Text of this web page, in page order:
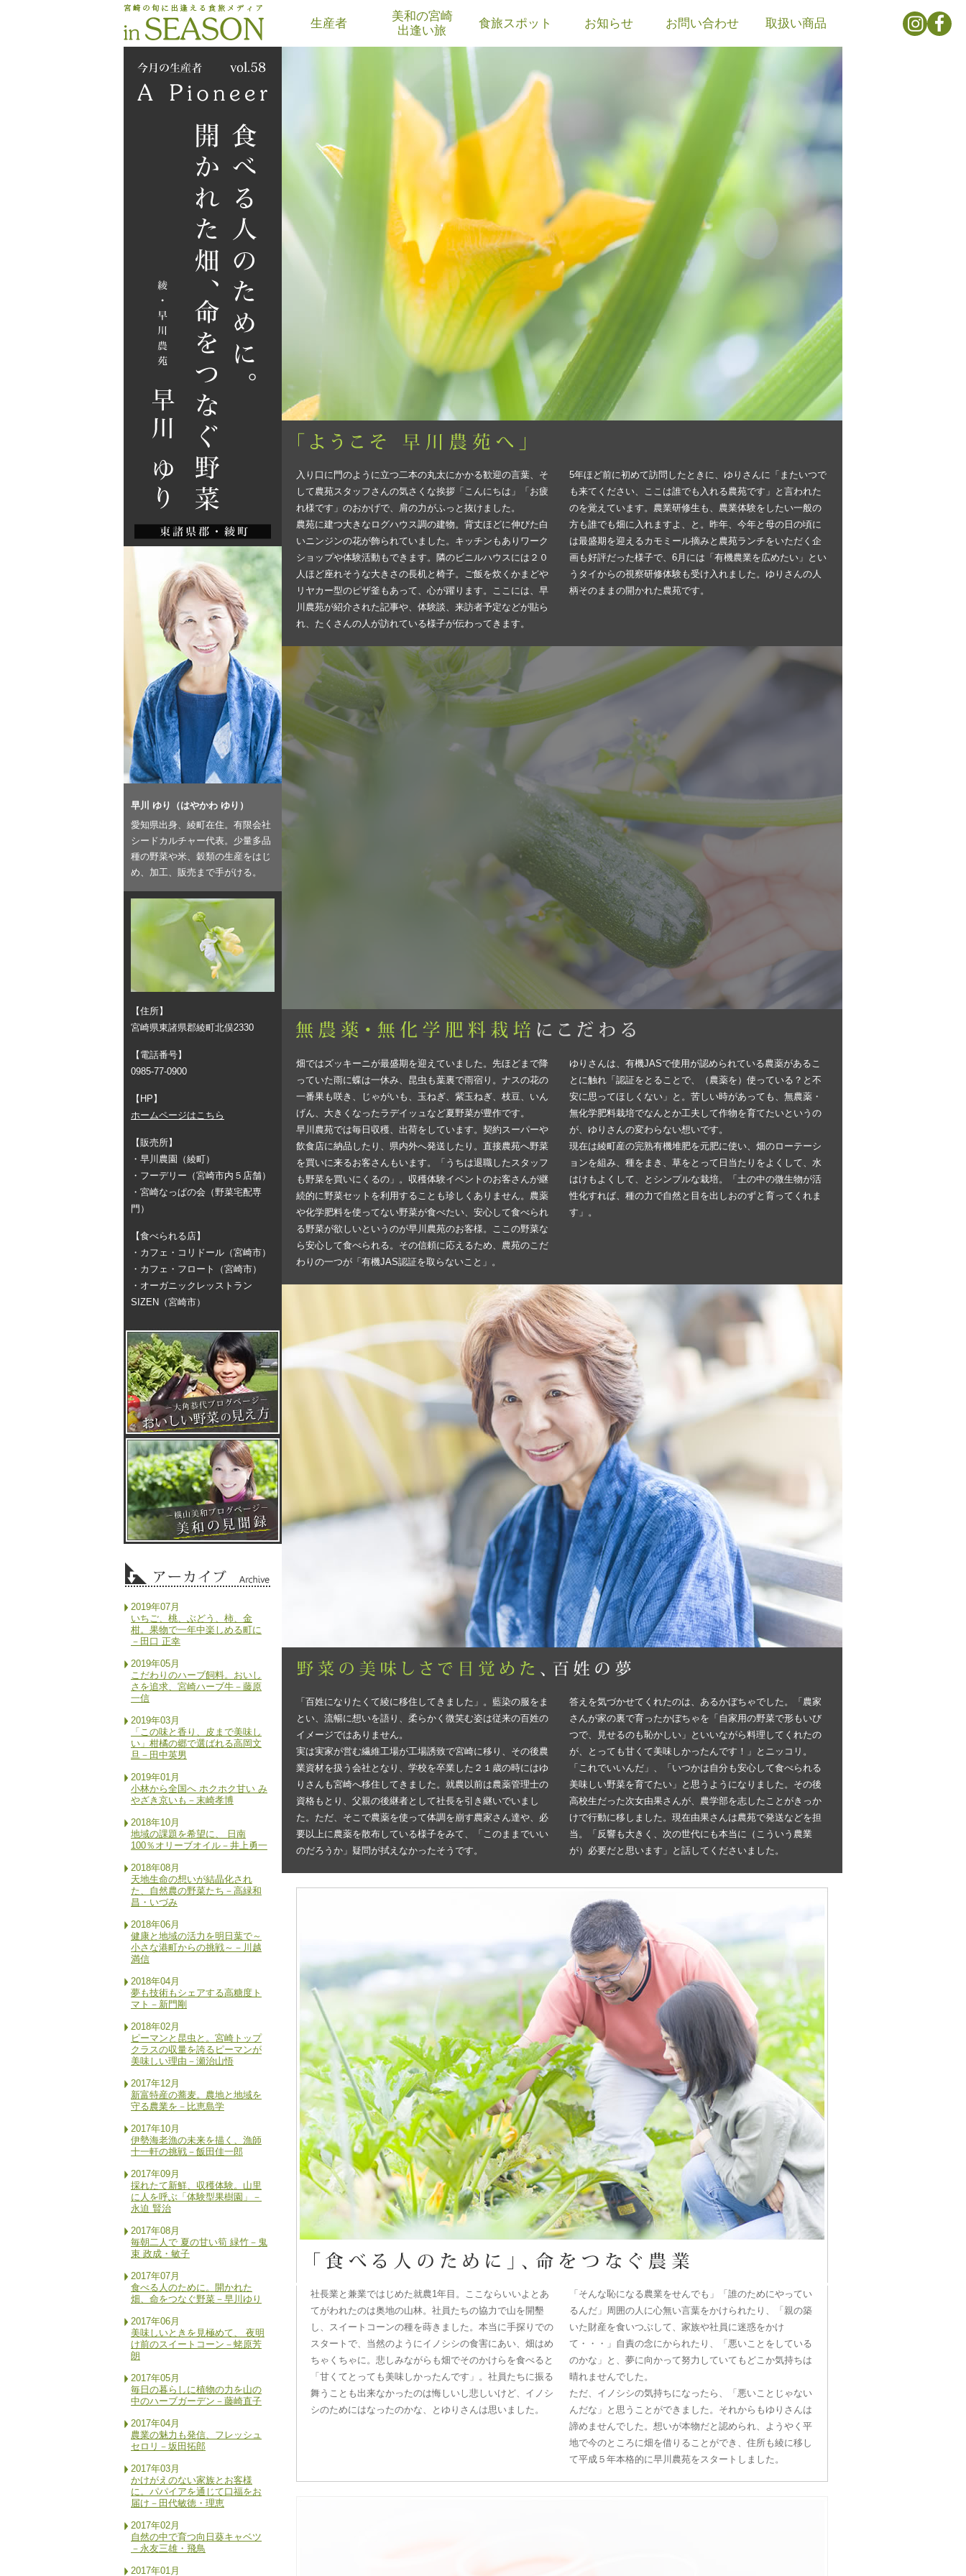
生産者
美和の宮崎
出逢い旅
食旅スポット お知らせ お問い合わせ 取扱い商品
早川 ゆり（はやかわ ゆり）
愛知県出身、綾町在住。有限会社
シードカルチャー代表。少量多品
種の野菜や米、穀類の生産をはじ
め、加工、販売まで手がける。
【住所】
宮崎県東諸県郡綾町北俣2330
【電話番号】
0985-77-0900
【HP】
ホームページはこちら
【販売所】
・早川農園（綾町）
・フーデリー（宮崎市内５店舗）
・宮崎なっぱの会（野菜宅配専
門）
【食べられる店】
・カフェ・コリドール（宮崎市）
・カフェ・フロート（宮崎市）
・オーガニックレッストラン
SIZEN（宮崎市）
2019年07月
いちご、桃、ぶどう、柿、金
柑。果物で一年中楽しめる町に
－田口 正幸
2019年05月
こだわりのハーブ飼料。おいし
さを追求、宮崎ハーブ牛－藤原
一信
2019年03月
「この味と香り、皮まで美味し
い」柑橘の郷で選ばれる高岡文
旦－田中英男
2019年01月
小林から全国へ ホクホク甘い み
やざき京いも－末崎孝博
2018年10月
地域の課題を希望に、 日南
100％オリーブオイル－井上勇一
2018年08月
天地生命の想いが結晶化され
た、自然農の野菜たち－高緑和
昌・いづみ
2018年06月
健康と地域の活力を明日葉で～
小さな港町からの挑戦～－川越
満信
2018年04月
夢も技術もシェアする高糖度ト
マト－新門剛
2018年02月
ピーマンと昆虫と。宮崎トップ
クラスの収量を誇るピーマンが
美味しい理由－瀬治山悟
2017年12月
新富特産の蕎麦。農地と地域を
守る農業を－比恵島学
2017年10月
伊勢海老漁の未来を描く、漁師
十一軒の挑戦－飯田佳一郎
2017年09月
採れたて新鮮、収穫体験。山里
に人を呼ぶ「体験型果樹園」－
永迫 賢治
2017年08月
毎朝二人で 夏の甘い筍 緑竹－鬼
束 政成・敏子
2017年07月
食べる人のために。開かれた
畑、命をつなぐ野菜－早川ゆり
2017年06月
美味しいときを見極めて、 夜明
け前のスイートコーン－蛯原芳
朗
2017年05月
毎日の暮らしに植物の力を山の
中のハーブガーデン－藤崎直子
2017年04月
農業の魅力も発信、フレッシュ
セロリ－坂田拓郎
2017年03月
かけがえのない家族とお客様
に。パパイアを通じて口福をお
届け－田代敏徳・理恵
2017年02月
自然の中で育つ向日葵キャベツ
－永友三雄・飛鳥
2017年01月
入り口に門のように立つ二本の丸太にかかる歓迎の言葉、そ
して農苑スタッフさんの気さくな挨拶「こんにちは」「お疲
れ様です」のおかげで、肩の力がふっと抜けました。
農苑に建つ大きなログハウス調の建物。背丈ほどに伸びた白
いニンジンの花が飾られていました。キッチンもありワーク
ショップや体験活動もできます。隣のビニルハウスには２０
人ほど座れそうな大きさの長机と椅子。ご飯を炊くかまどや
リヤカー型のピザ釜もあって、心が躍ります。ここには、早
川農苑が紹介された記事や、体験談、来訪者予定などが貼ら
れ、たくさんの人が訪れている様子が伝わってきます。
5年ほど前に初めて訪問したときに、ゆりさんに「またいつで
も来てください、ここは誰でも入れる農苑です」と言われた
のを覚えています。農業研修生も、農業体験をしたい一般の
方も誰でも畑に入れますよ、と。昨年、今年と母の日の頃に
は最盛期を迎えるカモミール摘みと農苑ランチをいただく企
画も好評だった様子で、6月には「有機農業を広めたい」とい
うタイからの視察研修体験も受け入れました。ゆりさんの人
柄そのままの開かれた農苑です。
畑ではズッキーニが最盛期を迎えていました。先ほどまで降
っていた雨に蝶は一休み、昆虫も葉裏で雨宿り。ナスの花の
一番果も咲き、じゃがいも、玉ねぎ、紫玉ねぎ、枝豆、いん
げん、大きくなったラデイッュなど夏野菜が豊作です。
早川農苑では毎日収穫、出荷をしています。契約スーパーや
飲食店に納品したり、県内外へ発送したり。直接農苑へ野菜
を買いに来るお客さんもいます。「うちは退職したスタッフ
も野菜を買いにくるの」。収穫体験イベントのお客さんが継
続的に野菜セットを利用することも珍しくありません。農薬
や化学肥料を使ってない野菜が食べたい、安心して食べられ
る野菜が欲しいというのが早川農苑のお客様。ここの野菜な
ら安心して食べられる。その信頼に応えるため、農苑のこだ
わりの一つが「有機JAS認証を取らないこと」。
ゆりさんは、有機JASで使用が認められている農薬があるこ
とに触れ「認証をとることで、（農薬を）使っている？と不
安に思ってほしくない」と。苦しい時があっても、無農薬・
無化学肥料栽培でなんとか工夫して作物を育てたいというの
が、ゆりさんの変わらない想いです。
現在は綾町産の完熟有機堆肥を元肥に使い、畑のローテーシ
ョンを組み、種をまき、草をとって日当たりをよくして、水
はけもよくして、とシンプルな栽培。「土の中の微生物が活
性化すれば、種の力で自然と目を出しおのずと育ってくれま
す」。
「百姓になりたくて綾に移住してきました」。藍染の服をま
とい、流暢に想いを語り、柔らかく微笑む姿は従来の百姓の
イメージではありません。
実は実家が営む繊維工場が工場誘致で宮崎に移り、その後農
業資材を扱う会社となり、学校を卒業した２１歳の時にはゆ
りさんも宮崎へ移住してきました。就農以前は農薬管理士の
資格もとり、父親の後継者として社長を引き継いでいまし
た。ただ、そこで農薬を使って体調を崩す農家さん達や、必
要以上に農薬を散布している様子をみて、「このままでいい
のだろうか」疑問が拭えなかったそうです。
答えを気づかせてくれたのは、あるかぼちゃでした。「農家
さんが家の裏で育ったかぼちゃを「自家用の野菜で形もいび
つで、見せるのも恥かしい」といいながら料理してくれたの
が、とっても甘くて美味しかったんです！」とニッコリ。
「これでいいんだ」、「いつかは自分も安心して食べられる
美味しい野菜を育てたい」と思うようになりました。その後
高校生だった次女由果さんが、農学部を志したことがきっか
けで行動に移しました。現在由果さんは農苑で発送などを担
当。「反響も大きく、次の世代にも本当に（こういう農業
が）必要だと思います」と話してくださいました。
社長業と兼業ではじめた就農1年目。ここならいいよとあ
てがわれたのは奥地の山林。社員たちの協力で山を開墾
し、スイートコーンの種を蒔きました。本当に手探りでの
スタートで、当然のようにイノシシの食害にあい、畑はめ
ちゃくちゃに。悲しみながらも畑でそのかけらを食べると
「甘くてとっても美味しかったんです」。社員たちに振る
舞うことも出来なかったのは悔しいし悲しいけど、イノシ
シのためにはなったのかな、とゆりさんは思いました。
「そんな恥になる農業をせんでも」「誰のためにやってい
るんだ」周囲の人に心無い言葉をかけられたり、「親の築
いた財産を食いつぶして、家族や社員に迷惑をかけ
て・・・」自責の念にかられたり、「悪いことをしている
のかな」と、夢に向かって努力していてもどこか気持ちは
晴れませんでした。
ただ、イノシシの気持ちになったら、「悪いことじゃない
んだな」と思うことができました。それからもゆりさんは
諦めませんでした。想いが本物だと認められ、ようやく平
地で今のところに畑を借りることができ、住所も綾に移し
て平成５年本格的に早川農苑をスタートしました。